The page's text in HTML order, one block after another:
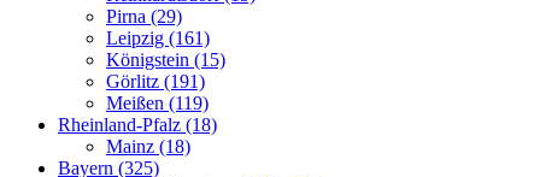
Pirna (29)
Leipzig (161)
Königstein (15)
Görlitz (191)
Meißen (119)
Rheinland-Pfalz (18)
Mainz (18)
Bayern (325)